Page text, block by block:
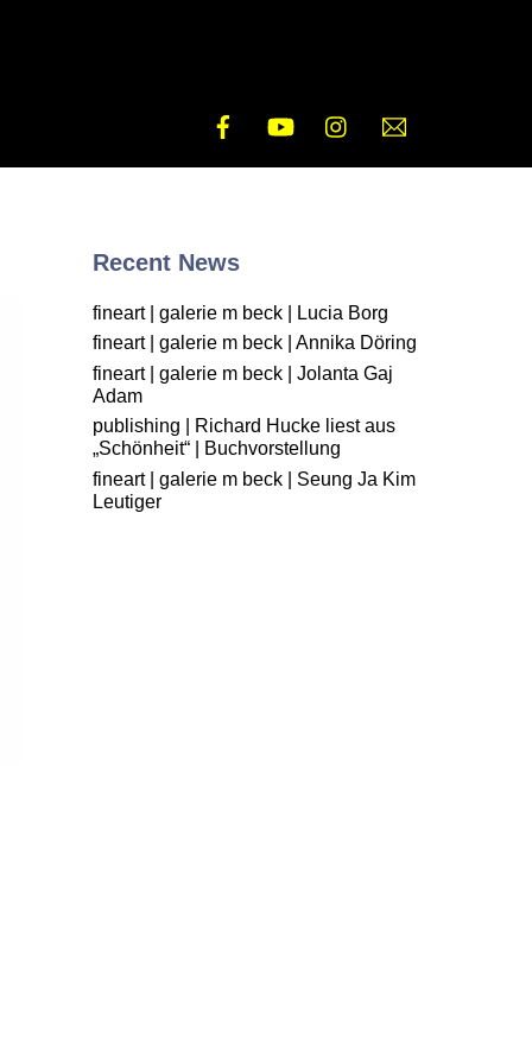
Recent News
fineart | galerie m beck | Lucia Borg
fineart | galerie m beck | Annika Döring
fineart | galerie m beck | Jolanta Gaj
Adam
publishing | Richard Hucke liest aus
„Schönheit“ | Buchvorstellung
fineart | galerie m beck | Seung Ja Kim
Leutiger